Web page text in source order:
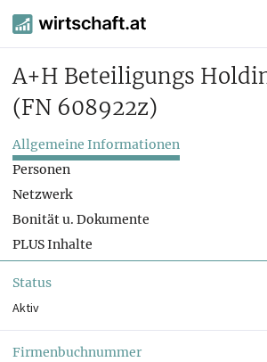
A+H Beteiligungs
(FN 608922z)
Allgemeine Informationen
Personen
Netzwerk
Bonität u. Dokumente
PLUS Inhalte
Status
Aktiv
Firmenbuchnummer